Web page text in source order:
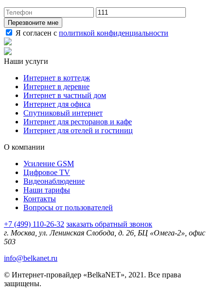
Перезвоните мне
Я согласен с политикой конфиденциальности
Наши услуги
Интернет в коттедж
Интернет в деревне
Интернет в частный дом
Интернет для офиса
Спутниковый интернет
Интернет для ресторанов и кафе
Интернет для отелей и гостиниц
О компании
Усиление GSM
Цифровое TV
Видеонаблюдение
Наши тарифы
Контакты
Вопросы от пользователей
+7 (499) 110-26-32 заказать обратный звонок
г. Москва, ул. Ленинская Слобода, д. 26, БЦ «Омега-2», офис
503
info@belkanet.ru
© Интернет-провайдер «BelkaNET», 2021. Все права
защищены.